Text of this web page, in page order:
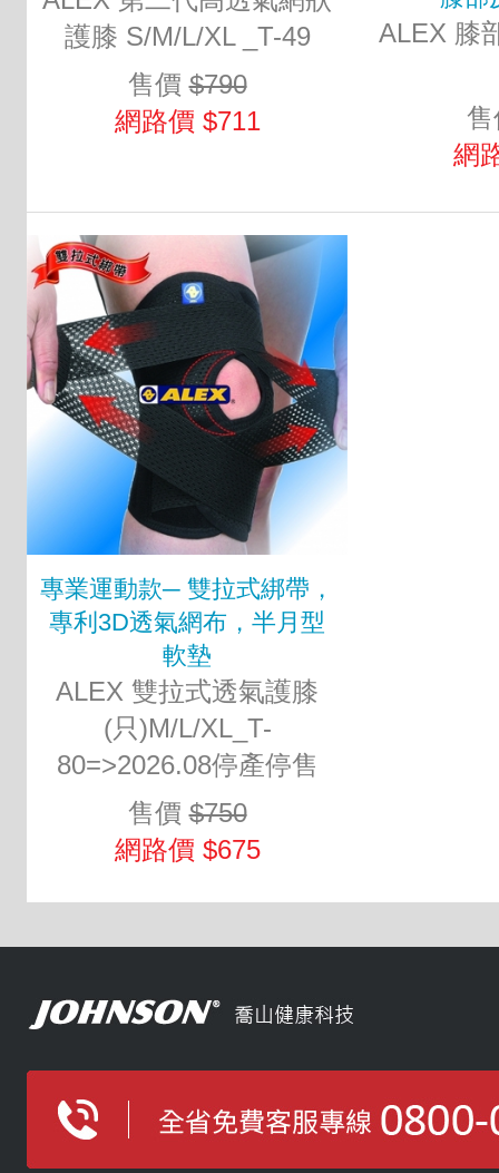
護膝 S/M/L/XL _T-49
售價$790
網路價 $711
ALEX 膝
網
專業運動款─ 雙拉式綁帶，
專利3D透氣網布，半月型
軟墊
ALEX 雙拉式透氣護膝
(只)M/L/XL_T-
80=>2026.08停產停售
售價$750
網路價 $675